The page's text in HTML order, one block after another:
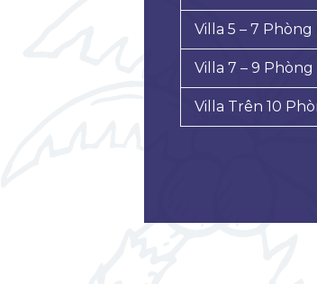
Villa 5 – 7
Villa 7 – 9
Villa Trên 10